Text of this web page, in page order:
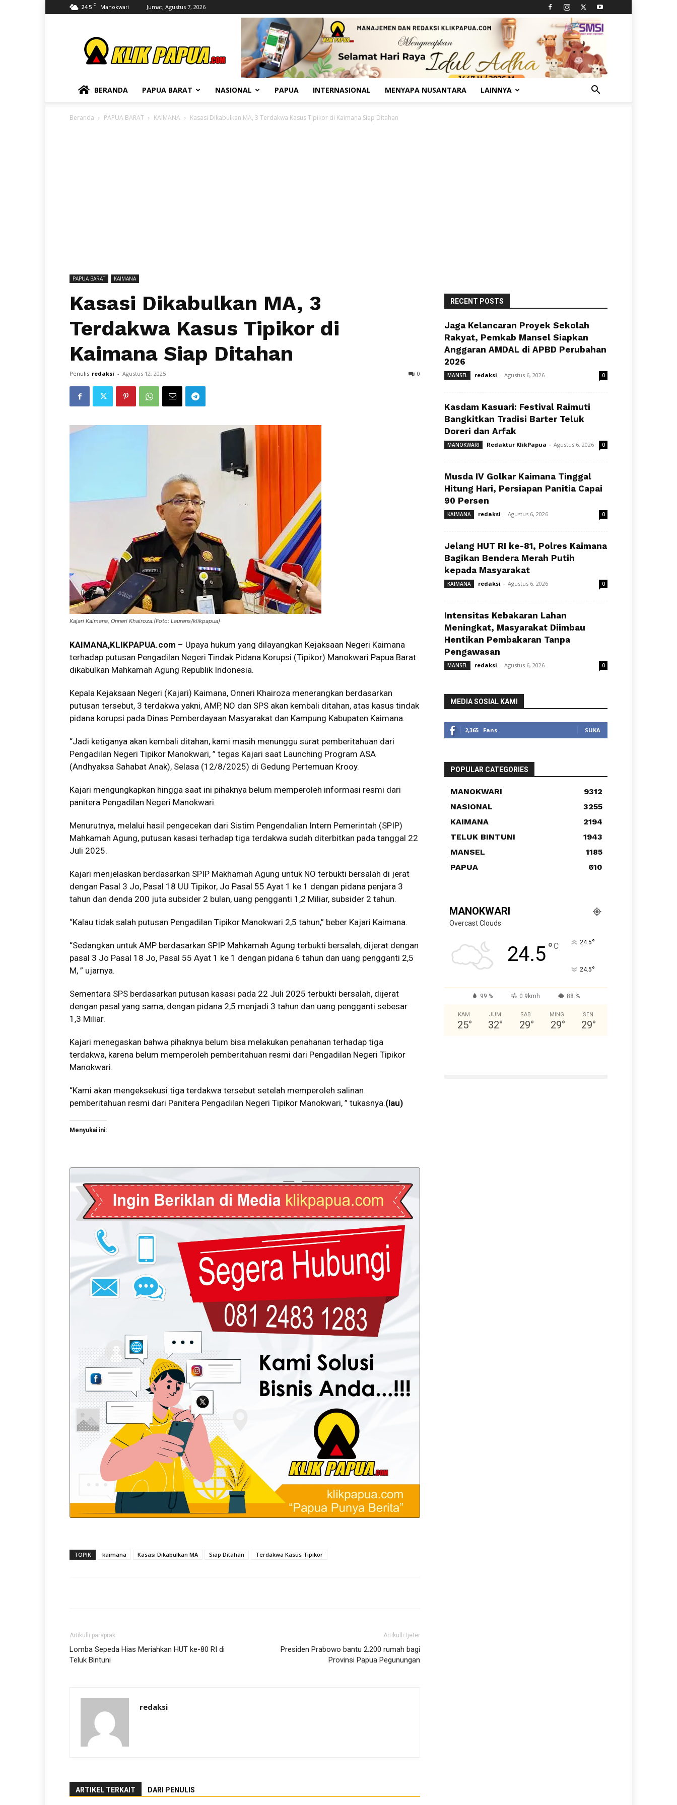
24.5 C Manokwari Jumat, Agustus 7, 2026
BERANDA PAPUA BARAT NASIONAL PAPUA INTERNASIONAL MENYAPA NUSANTARA LAINNYA
Beranda PAPUA BARAT KAIMANA Kasasi Dikabulkan MA, 3 Terdakwa Kasus Tipikor di Kaimana Siap Ditahan
PAPUA BARAT KAIMANA
Kasasi Dikabulkan MA, 3
Terdakwa Kasus Tipikor di
Kaimana Siap Ditahan
Penulis redaksi - Agustus 12, 2025 0
Kajari Kaimana, Onneri Khairoza.(Foto: Laurens/klikpapua)
KAIMANA,KLIKPAPUA.com – Upaya hukum yang dilayangkan Kejaksaan Negeri Kaimana
terhadap putusan Pengadilan Negeri Tindak Pidana Korupsi (Tipikor) Manokwari Papua Barat
dikabulkan Mahkamah Agung Republik Indonesia.
Kepala Kejaksaan Negeri (Kajari) Kaimana, Onneri Khairoza menerangkan berdasarkan
putusan tersebut, 3 terdakwa yakni, AMP, NO dan SPS akan kembali ditahan, atas kasus tindak
pidana korupsi pada Dinas Pemberdayaan Masyarakat dan Kampung Kabupaten Kaimana.
“Jadi ketiganya akan kembali ditahan, kami masih menunggu surat pemberitahuan dari
Pengadilan Negeri Tipikor Manokwari, ” tegas Kajari saat Launching Program ASA
(Andhyaksa Sahabat Anak), Selasa (12/8/2025) di Gedung Pertemuan Krooy.
Kajari mengungkapkan hingga saat ini pihaknya belum memperoleh informasi resmi dari
panitera Pengadilan Negeri Manokwari.
Menurutnya, melalui hasil pengecekan dari Sistim Pengendalian Intern Pemerintah (SPIP)
Mahkamah Agung, putusan kasasi terhadap tiga terdakwa sudah diterbitkan pada tanggal 22
Juli 2025.
Kajari menjelaskan berdasarkan SPIP Makhamah Agung untuk NO terbukti bersalah di jerat
dengan Pasal 3 Jo, Pasal 18 UU Tipikor, Jo Pasal 55 Ayat 1 ke 1 dengan pidana penjara 3
tahun dan denda 200 juta subsider 2 bulan, uang pengganti 1,2 Miliar, subsider 2 tahun.
“Kalau tidak salah putusan Pengadilan Tipikor Manokwari 2,5 tahun,” beber Kajari Kaimana.
“Sedangkan untuk AMP berdasarkan SPIP Mahkamah Agung terbukti bersalah, dijerat dengan
pasal 3 Jo Pasal 18 Jo, Pasal 55 Ayat 1 ke 1 dengan pidana 6 tahun dan uang pengganti 2,5
M, ” ujarnya.
Sementara SPS berdasarkan putusan kasasi pada 22 Juli 2025 terbukti bersalah, dijerat
dengan pasal yang sama, dengan pidana 2,5 menjadi 3 tahun dan uang pengganti sebesar
1,3 Miliar.
Kajari menegaskan bahwa pihaknya belum bisa melakukan penahanan terhadap tiga
terdakwa, karena belum memperoleh pemberitahuan resmi dari Pengadilan Negeri Tipikor
Manokwari.
“Kami akan mengeksekusi tiga terdakwa tersebut setelah memperoleh salinan
pemberitahuan resmi dari Panitera Pengadilan Negeri Tipikor Manokwari, ” tukasnya.(lau)
Menyukai ini:
TOPIK kaimana Kasasi Dikabulkan MA Siap Ditahan Terdakwa Kasus Tipikor
Artikulli paraprak
Lomba Sepeda Hias Meriahkan HUT ke-80 RI di
Teluk Bintuni
Artikulli tjetër
Presiden Prabowo bantu 2.200 rumah bagi
Provinsi Papua Pegunungan
redaksi
ARTIKEL TERKAIT DARI PENULIS
RECENT POSTS
Jaga Kelancaran Proyek Sekolah
Rakyat, Pemkab Mansel Siapkan
Anggaran AMDAL di APBD Perubahan
2026
MANSEL redaksi - Agustus 6, 2026 0
Kasdam Kasuari: Festival Raimuti
Bangkitkan Tradisi Barter Teluk
Doreri dan Arfak
MANOKWARI Redaktur KlikPapua - Agustus 6, 2026 0
Musda IV Golkar Kaimana Tinggal
Hitung Hari, Persiapan Panitia Capai
90 Persen
KAIMANA redaksi - Agustus 6, 2026 0
Jelang HUT RI ke-81, Polres Kaimana
Bagikan Bendera Merah Putih
kepada Masyarakat
KAIMANA redaksi - Agustus 6, 2026 0
Intensitas Kebakaran Lahan
Meningkat, Masyarakat Diimbau
Hentikan Pembakaran Tanpa
Pengawasan
MANSEL redaksi - Agustus 6, 2026 0
MEDIA SOSIAL KAMI
2,365 Fans SUKA
POPULAR CATEGORIES
MANOKWARI
9312
NASIONAL
3255
KAIMANA
2194
TELUK BINTUNI
1943
MANSEL
1185
PAPUA
610
MANOKWARI
Overcast Clouds
24.5°C 24.5°
24.5°
99 % 0.9kmh 88 %
KAM
25°
JUM
32°
SAB
29°
MING
29°
SEN
29°